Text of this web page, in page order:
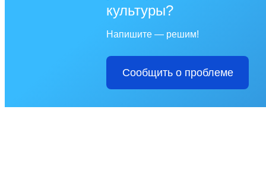
культуры?
Напишите — решим!
Сообщить о проблеме